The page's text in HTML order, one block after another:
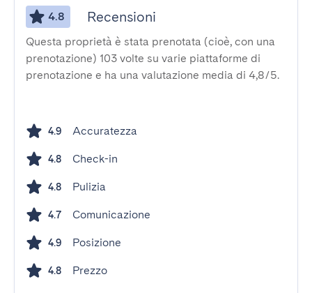
4.8 Recensioni
Questa proprietà è stata prenotata (cioè, con una
prenotazione) 103 volte su varie piattaforme di
prenotazione e ha una valutazione media di 4,8/5.
4.9 Accuratezza
4.8 Check-in
4.8 Pulizia
4.7 Comunicazione
4.9 Posizione
4.8 Prezzo